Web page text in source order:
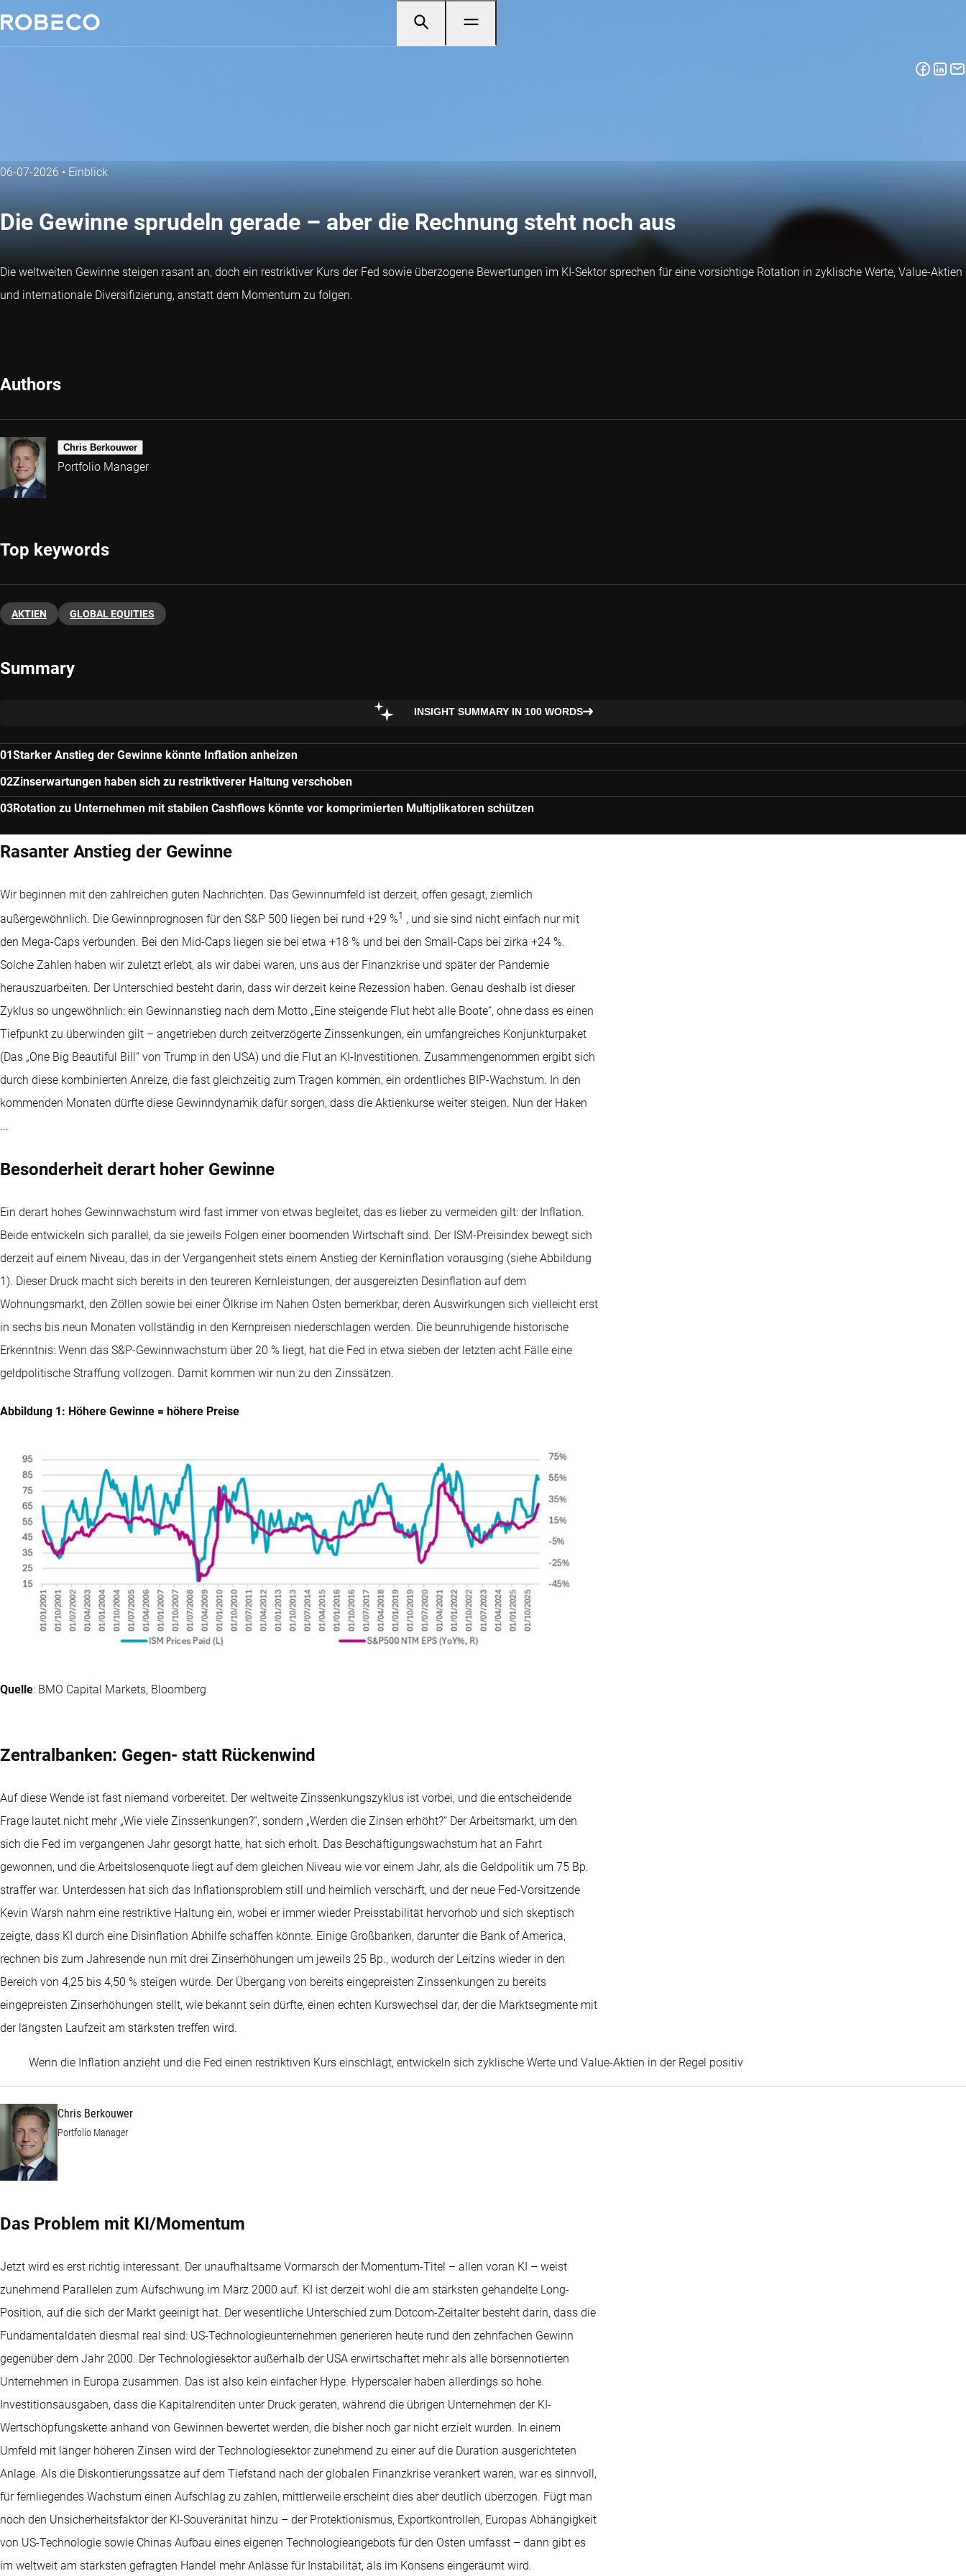
06-07-2026 • Einblick
Die Gewinne sprudeln gerade – aber die Rechnung steht noch aus
Die weltweiten Gewinne steigen rasant an, doch ein restriktiver Kurs der Fed sowie überzogene Bewertungen im KI-Sektor sprechen für eine vorsichtige Rotation in zyklische Werte, Value-Aktien
und internationale Diversifizierung, anstatt dem Momentum zu folgen.
Authors
Chris Berkouwer
Portfolio Manager
Top keywords
AKTIEN GLOBAL EQUITIES
Summary
INSIGHT SUMMARY IN 100 WORDS
Starker Anstieg der Gewinne könnte Inflation anheizen
Zinserwartungen haben sich zu restriktiverer Haltung verschoben
Rotation zu Unternehmen mit stabilen Cashflows könnte vor komprimierten Multiplikatoren schützen
Rasanter Anstieg der Gewinne
Wir beginnen mit den zahlreichen guten Nachrichten. Das Gewinnumfeld ist derzeit, offen gesagt, ziemlich
außergewöhnlich. Die Gewinnprognosen für den S&P 500 liegen bei rund +29 %1 , und sie sind nicht einfach nur mit
den Mega-Caps verbunden. Bei den Mid-Caps liegen sie bei etwa +18 % und bei den Small-Caps bei zirka +24 %.
Solche Zahlen haben wir zuletzt erlebt, als wir dabei waren, uns aus der Finanzkrise und später der Pandemie
herauszuarbeiten. Der Unterschied besteht darin, dass wir derzeit keine Rezession haben. Genau deshalb ist dieser
Zyklus so ungewöhnlich: ein Gewinnanstieg nach dem Motto „Eine steigende Flut hebt alle Boote“, ohne dass es einen
Tiefpunkt zu überwinden gilt – angetrieben durch zeitverzögerte Zinssenkungen, ein umfangreiches Konjunkturpaket
(Das „One Big Beautiful Bill“ von Trump in den USA) und die Flut an KI-Investitionen. Zusammengenommen ergibt sich
durch diese kombinierten Anreize, die fast gleichzeitig zum Tragen kommen, ein ordentliches BIP-Wachstum. In den
kommenden Monaten dürfte diese Gewinndynamik dafür sorgen, dass die Aktienkurse weiter steigen. Nun der Haken
...
Besonderheit derart hoher Gewinne
Ein derart hohes Gewinnwachstum wird fast immer von etwas begleitet, das es lieber zu vermeiden gilt: der Inflation.
Beide entwickeln sich parallel, da sie jeweils Folgen einer boomenden Wirtschaft sind. Der ISM-Preisindex bewegt sich
derzeit auf einem Niveau, das in der Vergangenheit stets einem Anstieg der Kerninflation vorausging (siehe Abbildung
1). Dieser Druck macht sich bereits in den teureren Kernleistungen, der ausgereizten Desinflation auf dem
Wohnungsmarkt, den Zöllen sowie bei einer Ölkrise im Nahen Osten bemerkbar, deren Auswirkungen sich vielleicht erst
in sechs bis neun Monaten vollständig in den Kernpreisen niederschlagen werden. Die beunruhigende historische
Erkenntnis: Wenn das S&P-Gewinnwachstum über 20 % liegt, hat die Fed in etwa sieben der letzten acht Fälle eine
geldpolitische Straffung vollzogen. Damit kommen wir nun zu den Zinssätzen.
Abbildung 1: Höhere Gewinne = höhere Preise
Quelle: BMO Capital Markets, Bloomberg
Zentralbanken: Gegen- statt Rückenwind
Auf diese Wende ist fast niemand vorbereitet. Der weltweite Zinssenkungszyklus ist vorbei, und die entscheidende
Frage lautet nicht mehr „Wie viele Zinssenkungen?“, sondern „Werden die Zinsen erhöht?“ Der Arbeitsmarkt, um den
sich die Fed im vergangenen Jahr gesorgt hatte, hat sich erholt. Das Beschäftigungswachstum hat an Fahrt
gewonnen, und die Arbeitslosenquote liegt auf dem gleichen Niveau wie vor einem Jahr, als die Geldpolitik um 75 Bp.
straffer war. Unterdessen hat sich das Inflationsproblem still und heimlich verschärft, und der neue Fed-Vorsitzende
Kevin Warsh nahm eine restriktive Haltung ein, wobei er immer wieder Preisstabilität hervorhob und sich skeptisch
zeigte, dass KI durch eine Disinflation Abhilfe schaffen könnte. Einige Großbanken, darunter die Bank of America,
rechnen bis zum Jahresende nun mit drei Zinserhöhungen um jeweils 25 Bp., wodurch der Leitzins wieder in den
Bereich von 4,25 bis 4,50 % steigen würde. Der Übergang von bereits eingepreisten Zinssenkungen zu bereits
eingepreisten Zinserhöhungen stellt, wie bekannt sein dürfte, einen echten Kurswechsel dar, der die Marktsegmente mit
der längsten Laufzeit am stärksten treffen wird.
Wenn die Inflation anzieht und die Fed einen restriktiven Kurs einschlägt, entwickeln sich zyklische Werte und Value-Aktien in der Regel positivChris Berkouwer
Chris Berkouwer
Portfolio Manager
Das Problem mit KI/Momentum
Jetzt wird es erst richtig interessant. Der unaufhaltsame Vormarsch der Momentum-Titel – allen voran KI – weist
zunehmend Parallelen zum Aufschwung im März 2000 auf. KI ist derzeit wohl die am stärksten gehandelte Long-
Position, auf die sich der Markt geeinigt hat. Der wesentliche Unterschied zum Dotcom-Zeitalter besteht darin, dass die
Fundamentaldaten diesmal real sind: US-Technologieunternehmen generieren heute rund den zehnfachen Gewinn
gegenüber dem Jahr 2000. Der Technologiesektor außerhalb der USA erwirtschaftet mehr als alle börsennotierten
Unternehmen in Europa zusammen. Das ist also kein einfacher Hype. Hyperscaler haben allerdings so hohe
Investitionsausgaben, dass die Kapitalrenditen unter Druck geraten, während die übrigen Unternehmen der KI-
Wertschöpfungskette anhand von Gewinnen bewertet werden, die bisher noch gar nicht erzielt wurden. In einem
Umfeld mit länger höheren Zinsen wird der Technologiesektor zunehmend zu einer auf die Duration ausgerichteten
Anlage. Als die Diskontierungssätze auf dem Tiefstand nach der globalen Finanzkrise verankert waren, war es sinnvoll,
für fernliegendes Wachstum einen Aufschlag zu zahlen, mittlerweile erscheint dies aber deutlich überzogen. Fügt man
noch den Unsicherheitsfaktor der KI-Souveränität hinzu – der Protektionismus, Exportkontrollen, Europas Abhängigkeit
von US-Technologie sowie Chinas Aufbau eines eigenen Technologieangebots für den Osten umfasst – dann gibt es
im weltweit am stärksten gefragten Handel mehr Anlässe für Instabilität, als im Konsens eingeräumt wird.